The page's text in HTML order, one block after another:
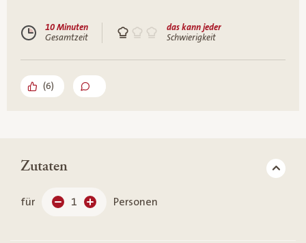
10 Minuten
Gesamtzeit
das kann jeder
Schwierigkeit
(6)
Zutaten
für 1 Personen